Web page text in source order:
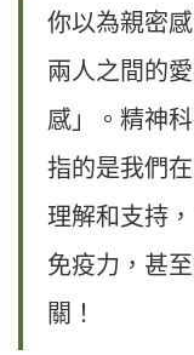
你以為親密
兩人之間的
感」。精神
指的是我們
理解和支持
免疫力，甚
關！